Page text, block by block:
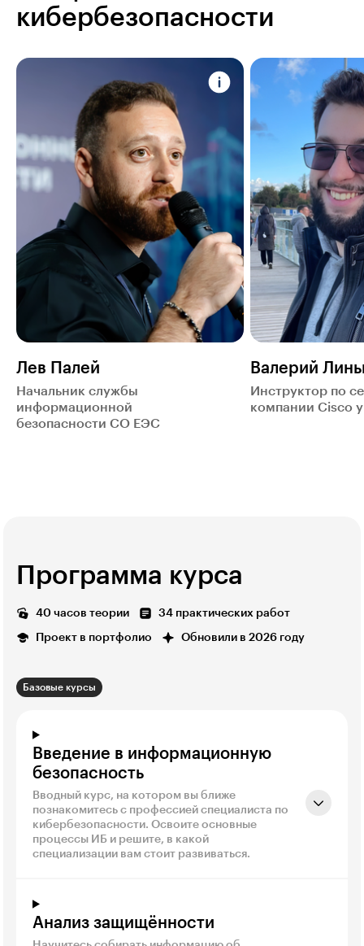
кибербезопасности
Лев Палей
Начальник службы
информационной
безопасности СО ЕЭС
Валерий
Инструктор по
компании Cisco
Программа курса
40 часов теории 34 практических работ
Проект в портфолио Обновили в 2026 году
Базовые курсы
Введение в информационную
безопасность
Вводный курс, на котором вы ближе
познакомитесь с профессией специалиста по
кибербезопасности. Освоите основные
процессы ИБ и решите, в какой
специализации вам стоит развиваться.
Анализ защищённости